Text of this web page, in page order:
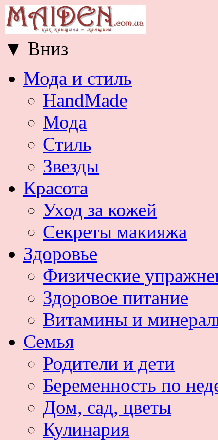
▼ Вниз
Мода и стиль
HandMade
Мода
Стиль
Звезды
Красота
Уход за кожей
Секреты макияжа
Здоровье
Физические
Здоровое питание
Витамины и
Семья
Родители и дети
Беременность по
Дом, сад, цветы
Кулинария